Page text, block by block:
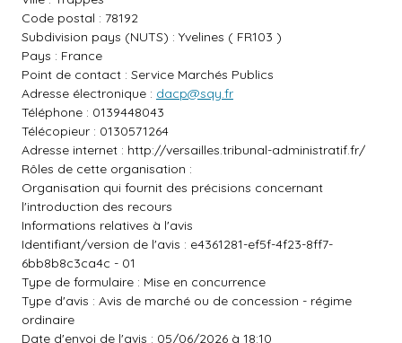
Code postal : 78192
Subdivision pays (NUTS) : Yvelines ( FR103 )
Pays : France
Point de contact : Service Marchés Publics
Adresse électronique : dacp@sqy.fr
Téléphone : 0139448043
Télécopieur : 0130571264
Adresse internet : http://versailles.tribunal-administratif.fr/
Rôles de cette organisation :
Organisation qui fournit des précisions concernant
l'introduction des recours
Informations relatives à l'avis
Identifiant/version de l'avis : e4361281-ef5f-4f23-8ff7-
6bb8b8c3ca4c - 01
Type de formulaire : Mise en concurrence
Type d'avis : Avis de marché ou de concession - régime
ordinaire
Date d'envoi de l'avis : 05/06/2026 à 18:10